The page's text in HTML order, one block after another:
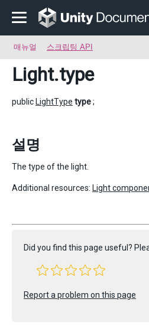
매뉴얼 스크립팅 API
Light.type
public LightType type;
설명
The type of the light.
Additional resources: Light
Did you find this page useful?
Report a problem on this page